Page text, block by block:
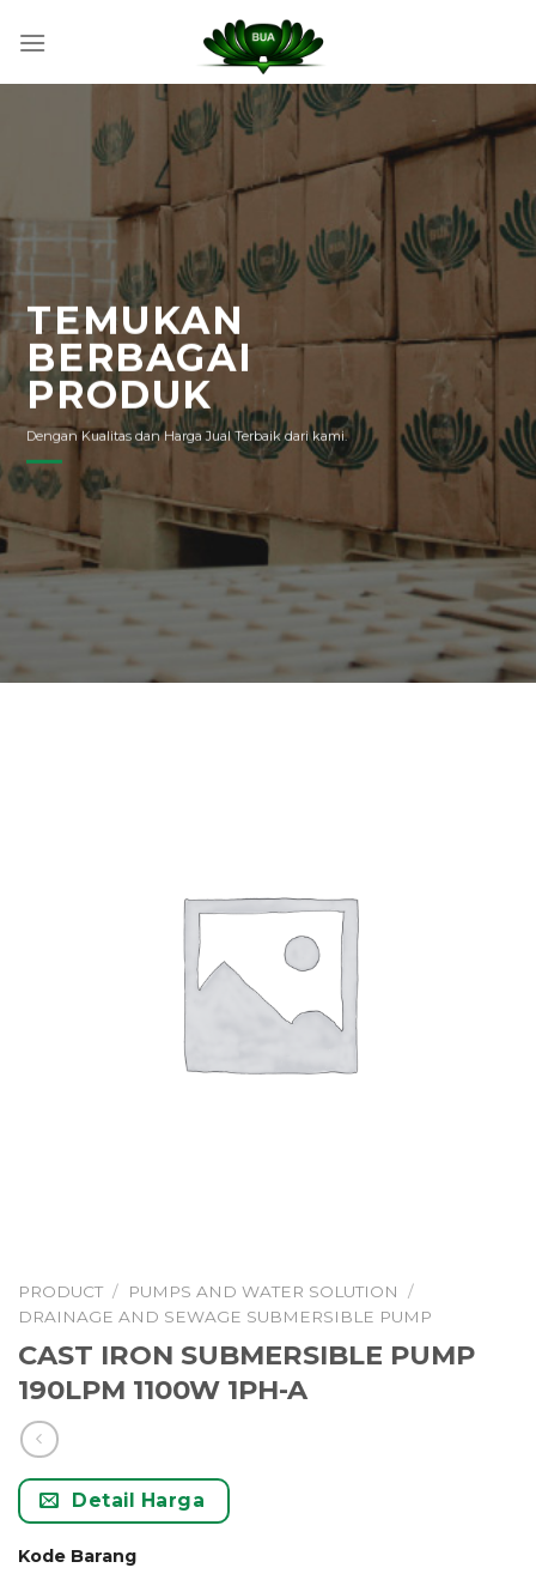
TEMUKAN
BERBAGAI
PRODUK
Dengan Kualitas dan Harga Jual Terbaik dari kami.
PRODUCT / PUMPS AND WATER SOLUTION
/
DRAINAGE AND SEWAGE SUBMERSIBLE PUMP
CAST IRON SUBMERSIBLE PUMP
190LPM 1100W 1PH-A
Detail Harga
Kode Barang